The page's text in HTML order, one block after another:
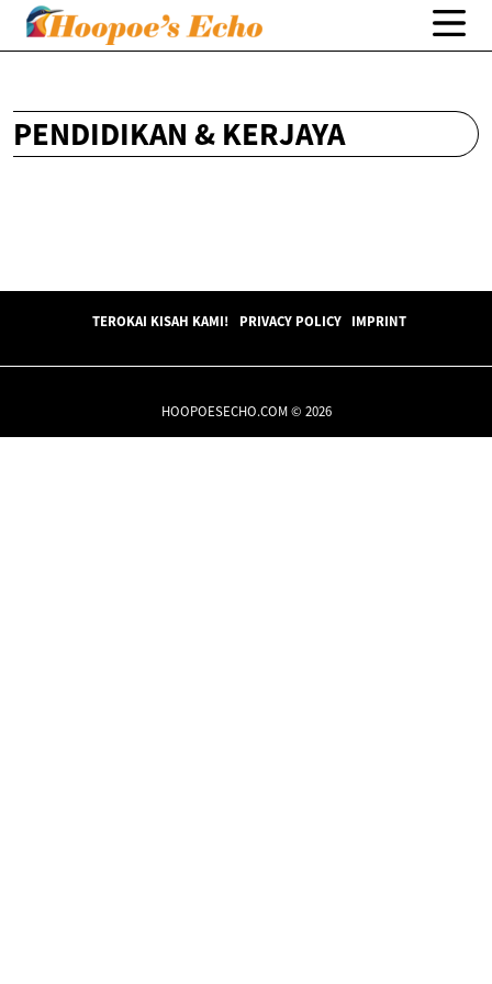
PENDIDIKAN & KERJAYA
TEROKAI KISAH KAMI! PRIVACY POLICY IMPRINT
HOOPOESECHO.COM © 2026